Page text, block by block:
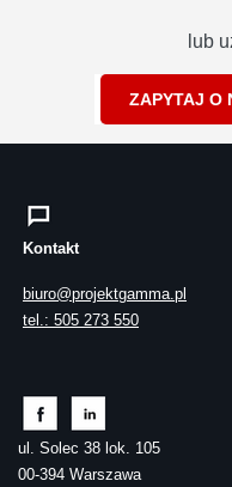
lub
ZAPYTAJ O
Kontakt
biuro@projektgamma.pl
tel.: 505 273 550
ul. Solec 38 lok. 105
00-394 Warszawa